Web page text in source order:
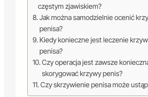
częstym zjawiskiem?
Jak można samodzielnie ocenić
penisa?
Kiedy konieczne jest leczenie
penisa?
Czy operacja jest zawsze
skorygować krzywy penis?
Czy skrzywienie penisa może